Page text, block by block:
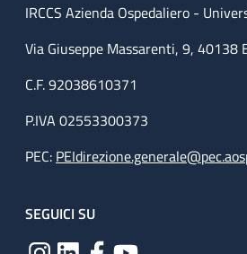
IRCCS Azienda Ospedaliero -
Via Giuseppe Massarenti, 9, 40138
C.F. 92038610371
P.IVA 02553300373
PEC:
SEGUICI SU